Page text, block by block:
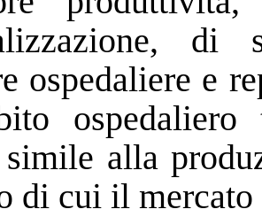
di
ospedaliere e
simile alla
di cui il mercato